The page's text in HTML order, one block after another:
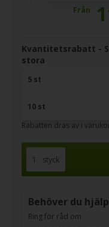
Från
Kvantitetsrabatt -
stora
5 st
10 st
Rabatten dras av i
styck
Behöver du
Ring för råd om